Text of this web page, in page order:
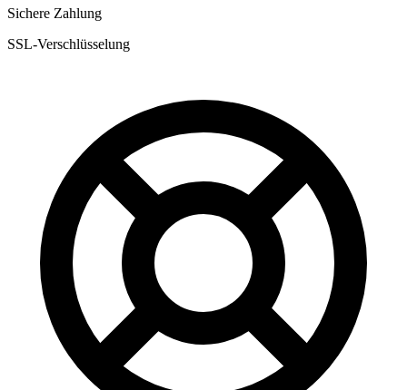
Sichere Zahlung
SSL-Verschlüsselung